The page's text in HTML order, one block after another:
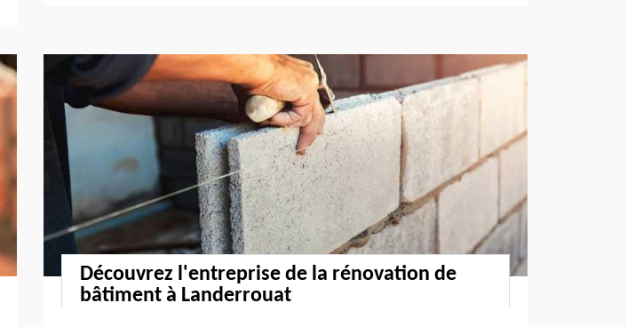
Découvrez l'entreprise de la rénovation de
bâtiment à Landerrouat